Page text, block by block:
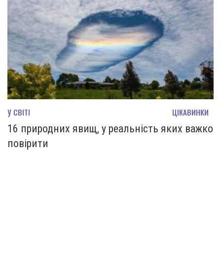
У СВІТІ ЦІКАВИНКИ
16 природних явищ, у реальність яких важко
повірити